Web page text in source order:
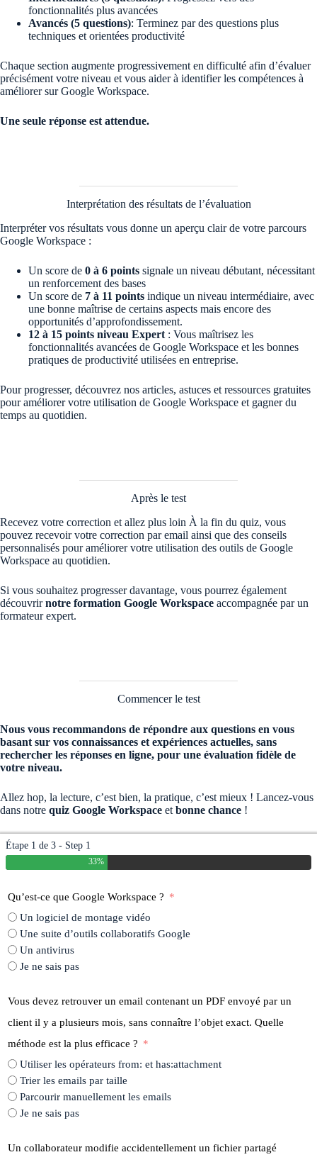
fonctionnalités plus avancées
Avancés (5 questions): Terminez par des questions plus
techniques et orientées productivité
Chaque section augmente progressivement en difficulté afin d’évaluer
précisément votre niveau et vous aider à identifier les compétences à
améliorer sur Google Workspace.
Une seule réponse est attendue.
Interprétation des résultats de l’évaluation
Interpréter vos résultats vous donne un aperçu clair de votre parcours
Google Workspace :
Un score de 0 à 6 points signale un niveau débutant, nécessitant
un renforcement des bases
Un score de 7 à 11 points indique un niveau intermédiaire, avec
une bonne maîtrise de certains aspects mais encore des
opportunités d’approfondissement.
12 à 15 points niveau Expert : Vous maîtrisez les
fonctionnalités avancées de Google Workspace et les bonnes
pratiques de productivité utilisées en entreprise.
Pour progresser, découvrez nos articles, astuces et ressources gratuites
pour améliorer votre utilisation de Google Workspace et gagner du
temps au quotidien.
Après le test
Recevez votre correction et allez plus loin À la fin du quiz, vous
pouvez recevoir votre correction par email ainsi que des conseils
personnalisés pour améliorer votre utilisation des outils de Google
Workspace au quotidien.
Si vous souhaitez progresser davantage, vous pourrez également
découvrirnotre formation Google Workspace accompagnée par un
formateur expert.
Commencer le test
Nous vous recommandons de répondre aux questions en vous
basant sur vos connaissances et expériences actuelles, sans
rechercher les réponses en ligne, pour une évaluation fidèle de
votre niveau.
Allez hop, la lecture, c’est bien, la pratique, c’est mieux ! Lancez-vous
dans notre quiz Google Workspace et bonne chance !
Étape 1 de 3 - Step 1
33%
Qu’est-ce que Google Workspace ?
Un logiciel de montage vidéo
Une suite d’outils collaboratifs Google
Un antivirus
Je ne sais pas
Vous devez retrouver un email contenant un PDF envoyé par un
client il y a plusieurs mois, sans connaître l’objet exact. Quelle
méthode est la plus efficace ?
Utiliser les opérateurs from: et has:attachment
Trier les emails par taille
Parcourir manuellement les emails
Je ne sais pas
Un collaborateur modifie accidentellement un fichier partagé